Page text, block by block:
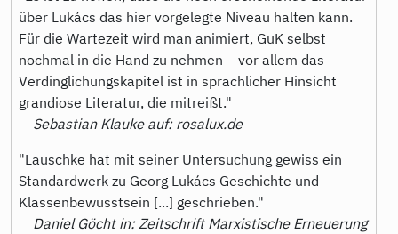
über Lukács das hier vorgelegte Niveau halten kann.
Für die Wartezeit wird man animiert, GuK selbst
nochmal in die Hand zu nehmen – vor allem das
Verdinglichungskapitel ist in sprachlicher Hinsicht
grandiose Literatur, die mitreißt."
Sebastian Klauke auf: rosalux.de
"Lauschke hat mit seiner Untersuchung gewiss ein
Standardwerk zu Georg Lukács Geschichte und
Klassenbewusstsein [...] geschrieben."
Daniel Göcht in: Zeitschrift Marxistische Erneuerung